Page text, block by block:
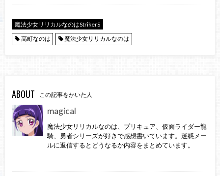
魔法少女リリカルなのはStrikerS
高町なのは
魔法少女リリカルなのは
ABOUT この記事をかいた人
magical
魔法少女リリカルなのは、プリキュア、仮面ライダー龍
騎、勇者シリーズが好きで感想書いています。迷惑メー
ルに返信するとどうなるか内容をまとめています。